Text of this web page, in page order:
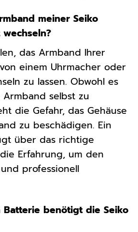
meiner Seiko
wechseln?
das Armband Ihrer
von einem Uhrmacher oder
zu lassen. Obwohl es
selbst zu
die Gefahr, das Gehäuse
zu beschädigen. Ein
über das richtige
Erfahrung, um den
professionell
benötigt die Seiko